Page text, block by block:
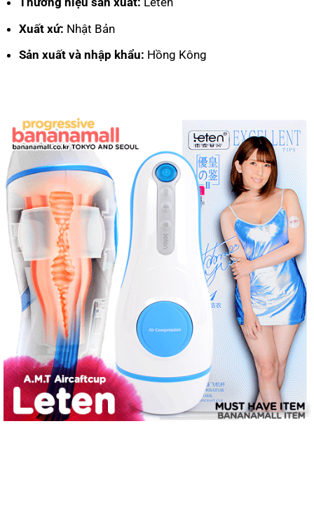
Xuất xứ: Nhật Bản
Sản xuất và nhập khẩu: Hồng Kông